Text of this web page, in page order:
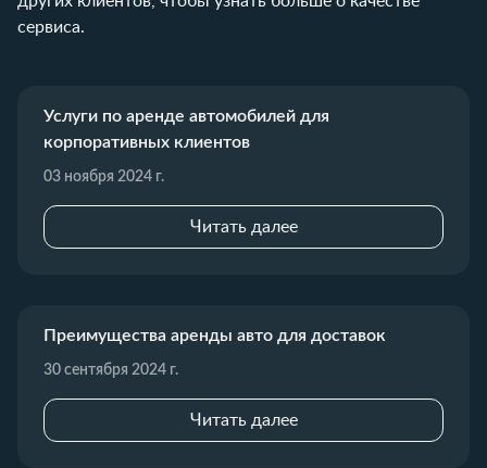
сервиса.
Услуги по аренде автомобилей для
корпоративных клиентов
03 ноября 2024 г.
Читать далее
Преимущества аренды авто для доставок
30 сентября 2024 г.
Читать далее